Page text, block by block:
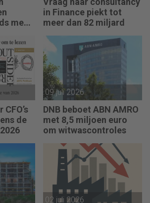
meer
in Finance piekt tot
meer dan 82 miljard
de
09 juli 2026
DNB beboet ABN AMRO
met 8,5 miljoen euro
om witwascontroles
02 juli 2026